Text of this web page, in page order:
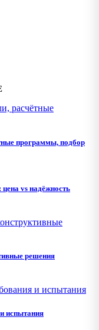
программы, подбор
vs надёжность
решения
испытания